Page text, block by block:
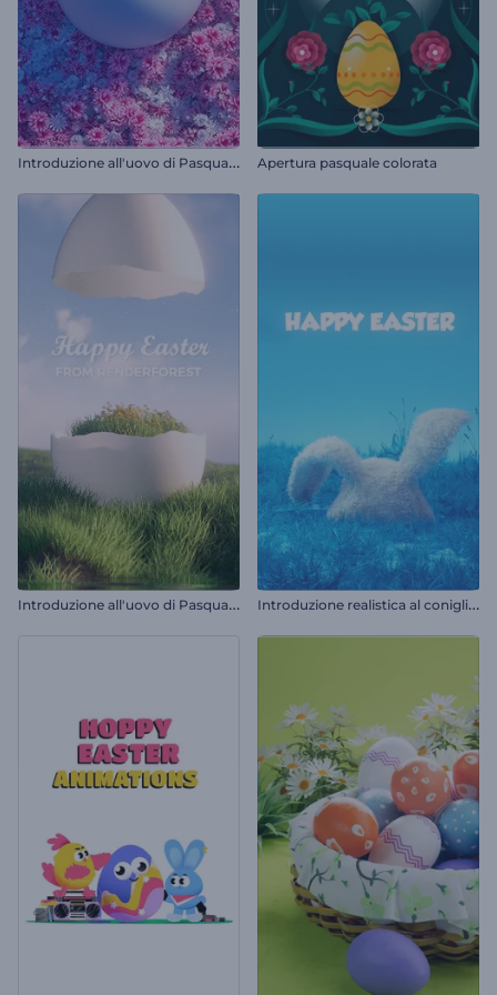
I
ntroduzione all'uovo di Pasqua fiorito Apertura pasquale colorata
I
ntroduzione all'uovo di Pasqua rotto I
ntroduzione realistica al coniglietto pasquale